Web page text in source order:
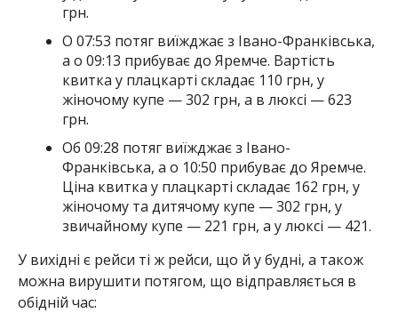
грн.
О 07:53 потяг виїжджає з Івано-Франківська,
а о 09:13 прибуває до Яремче. Вартість
квитка у плацкарті складає 110 грн, у
жіночому купе — 302 грн, а в люксі — 623
грн.
Об 09:28 потяг виїжджає з Івано-
Франківська, а о 10:50 прибуває до Яремче.
Ціна квитка у плацкарті складає 162 грн, у
жіночому та дитячому купе — 302 грн, у
звичайному купе — 221 грн, а у люксі — 421.
У вихідні є рейси ті ж рейси, що й у будні, а також
можна вирушити потягом, що відправляється в
обідній час: